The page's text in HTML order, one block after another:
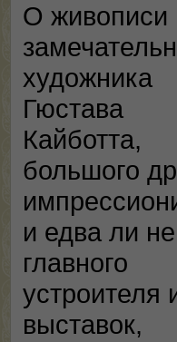
О живописи
художника
Гюстава
Кайботта,
большого
и едва ли не
главного
устроителя
выставок,